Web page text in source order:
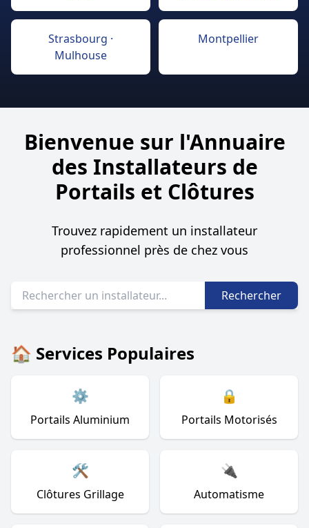
Strasbourg ·
Mulhouse
Montpellier
Bienvenue sur l'Annuaire
des Installateurs de
Portails et Clôtures
Trouvez rapidement un installateur
professionnel près de chez vous
Rechercher
🏠 Services Populaires
⚙️
Portails Aluminium
🔒
Portails Motorisés
🛠️
Clôtures Grillage
🔌
Automatisme